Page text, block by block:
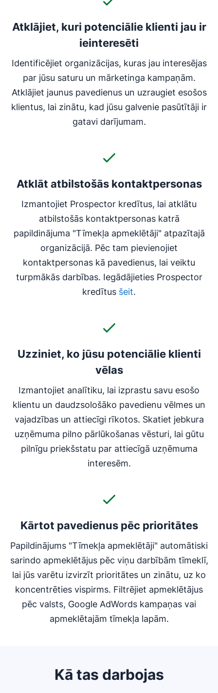
Atklājiet, kuri potenciālie klienti jau ir
ieinteresēti
Identificējiet organizācijas, kuras jau interesējas
par jūsu saturu un mārketinga kampaņām.
Atklājiet jaunus pavedienus un uzraugiet esošos
klientus, lai zinātu, kad jūsu galvenie pasūtītāji ir
gatavi darījumam.
Atklāt atbilstošās kontaktpersonas
Izmantojiet Prospector kredītus, lai atklātu
atbilstošās kontaktpersonas katrā
papildinājuma "Tīmekļa apmeklētāji" atpazītajā
organizācijā. Pēc tam pievienojiet
kontaktpersonas kā pavedienus, lai veiktu
turpmākās darbības. Iegādājieties Prospector
kredītus šeit.
Uzziniet, ko jūsu potenciālie klienti
vēlas
Izmantojiet analītiku, lai izprastu savu esošo
klientu un daudzsološāko pavedienu vēlmes un
vajadzības un attiecīgi rīkotos. Skatiet jebkura
uzņēmuma pilno pārlūkošanas vēsturi, lai gūtu
pilnīgu priekšstatu par attiecīgā uzņēmuma
interesēm.
Kārtot pavedienus pēc prioritātes
Papildinājums "Tīmekļa apmeklētāji" automātiski
sarindo apmeklētājus pēc viņu darbībām tīmeklī,
lai jūs varētu izvirzīt prioritātes un zinātu, uz ko
koncentrēties vispirms. Filtrējiet apmeklētājus
pēc valsts, Google AdWords kampaņas vai
apmeklētajām tīmekļa lapām.
Kā tas darbojas